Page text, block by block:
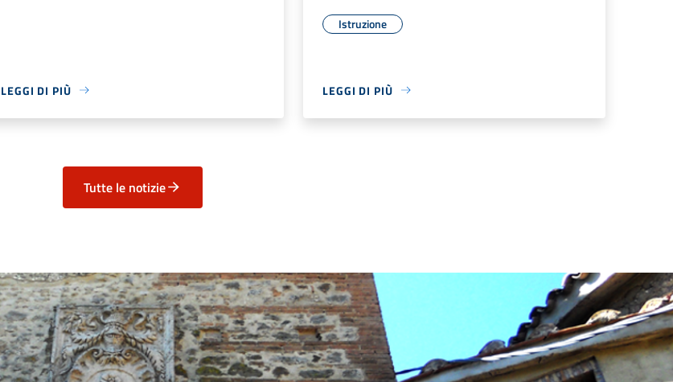
LEGGI DI PIÙ
Istruzione
LEGGI DI PIÙ
Tutte le notizie